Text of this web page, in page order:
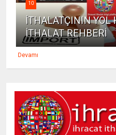
10
İTHALATÇININ YOL
İTHALAT REHBERİ
Devamı